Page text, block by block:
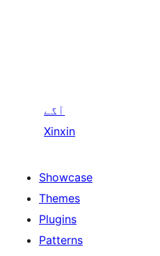
آگے
Xinxin
Showcase
Themes
Plugins
Patterns